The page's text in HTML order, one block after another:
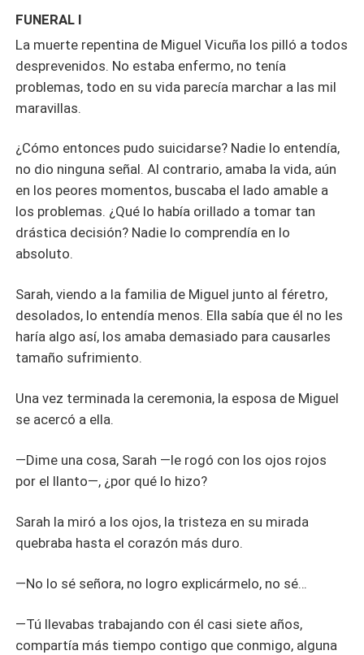
cárcel como es el deseo de Sebastián. Y contrario a este,
aún con todo en contra, cree en la inocencia de ella.
¿Será condenada Sarah por un crimen que no cometió?
¿Sebastián creerá en ella lo suficiente para amarla con
inocencia? ¿Quién, finalmente, es el verdadero asesino?
ninguno puede ser culpable.
FUNERAL I
La muerte repentina de Miguel Vicuña los pilló a todos
desprevenidos. No estaba enfermo, no tenía
problemas, todo en su vida parecía marchar a las mil
maravillas.
¿Cómo entonces pudo suicidarse? Nadie lo entendía,
no dio ninguna señal. Al contrario, amaba la vida, aún
en los peores momentos, buscaba el lado amable a
los problemas. ¿Qué lo había orillado a tomar tan
drástica decisión? Nadie lo comprendía en lo
absoluto.
Sarah, viendo a la familia de Miguel junto al féretro,
desolados, lo entendía menos. Ella sabía que él no les
haría algo así, los amaba demasiado para causarles
tamaño sufrimiento.
Una vez terminada la ceremonia, la esposa de Miguel
se acercó a ella.
—Dime una cosa, Sarah —le rogó con los ojos rojos
por el llanto—, ¿por qué lo hizo?
Sarah la miró a los ojos, la tristeza en su mirada
quebraba hasta el corazón más duro.
—No lo sé señora, no logro explicármelo, no sé…
—Tú llevabas trabajando con él casi siete años,
compartía más tiempo contigo que conmigo, alguna